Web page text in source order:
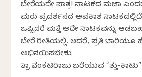
ಬೇರೆಯದೇ ಪಾತ್ರ! ನಾಟಕದ ಮಜಾ
ಮರು ಪ್ರದರ್ಶನದ ಅವಕಾಶ
ಒಪ್ಪಿದರೆ ಮತ್ತೆ ಅದೇ ನಾಟಕವನ್ನು
ಬೇರೆ ರೀತಿಯಲ್ಲಿ. ಆದರೆ, ಪ್ರತಿ ಬಾರಿಯೂ
ಅಭಿನಯಿಸಬೇಕು.
ಚಿತ್ರಾ ವೆಂಕಟರಾಜು ಬರೆಯುವ “ಚಿತ್ತು-